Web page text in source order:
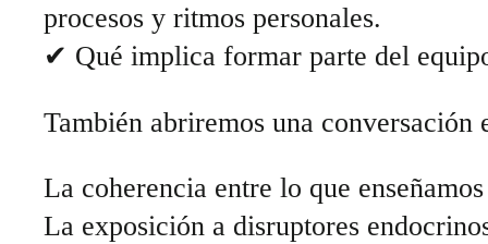
procesos y ritmos personales.
✔ Qué implica formar parte del
También abriremos una conversación
La coherencia entre lo que
La exposición a disruptores